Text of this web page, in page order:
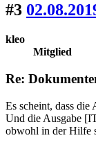
#3
kleo
Mitglied
Re:
Es scheint, dass
Und die Ausgabe
obwohl in der Hilfe